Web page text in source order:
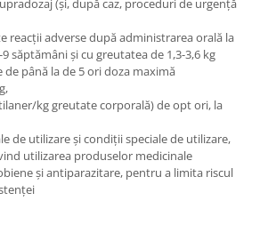
(și, după caz, proceduri de urgență
reacții adverse după administrarea orală la
săptămâni și cu greutatea de 1,3-3,6 kg
până la de 5 ori doza maximă
kg greutate corporală) de opt ori, la
de utilizare și condiții speciale de utilizare,
utilizarea produselor medicinale
și antiparazitare, pentru a limita riscul